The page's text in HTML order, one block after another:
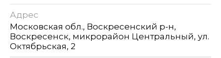
Адрес
Московская обл., Воскресенский р-н,
Воскресенск, микрорайон Центральный, ул.
Октябрьская, 2